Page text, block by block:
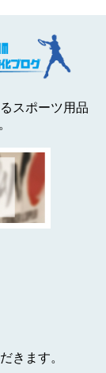
スポーツ用品
きます。